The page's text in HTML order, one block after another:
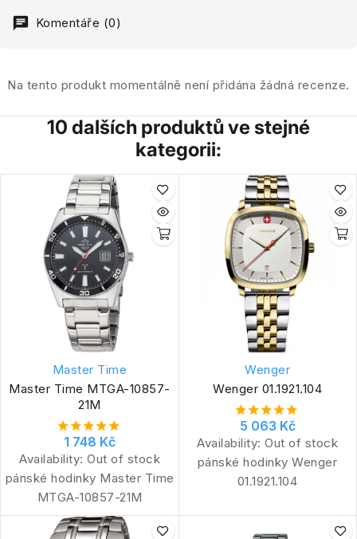
Komentáře (0)
Na tento produkt momentálně není přidána žádná recenze.
10 dalších produktů ve stejné
kategorii:
Master Time
Master Time MTGA-10857-
21M
1 748 Kč
Availability: Out of stock
pánské hodinky Master Time
MTGA-10857-21M
Wenger
Wenger 01.1921.104
5 063 Kč
Availability: Out of stock
pánské hodinky Wenger
01.1921.104